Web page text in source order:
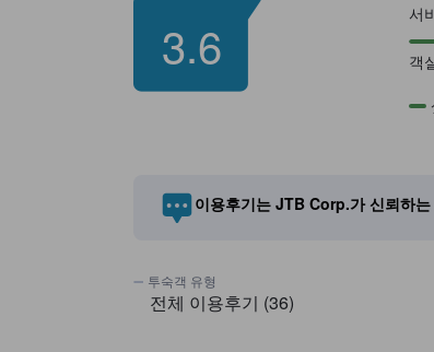
3.6
서
객
이용후기는 JTB Corp.가 신뢰하